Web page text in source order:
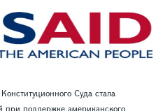
Суда стала
при поддержке американского